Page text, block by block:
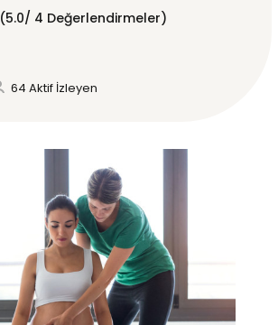
(5.0/ 4 Değerlendirmeler)
64 Aktif İzleyen